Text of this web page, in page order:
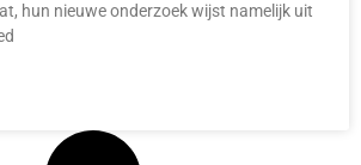
hun nieuwe onderzoek wijst namelijk uit